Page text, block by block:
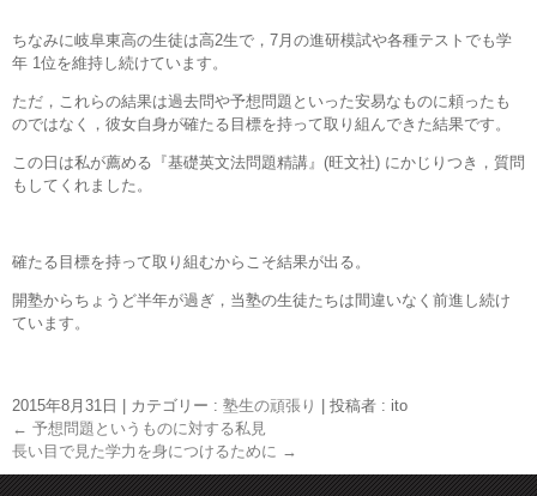
ちなみに岐阜東高の生徒は高2生で，7月の進研模試や各種テストでも学
年 1位を維持し続けています。
ただ，これらの結果は過去問や予想問題といった安易なものに頼ったも
のではなく，彼女自身が確たる目標を持って取り組んできた結果です。
この日は私が薦める『基礎英文法問題精講』(旺文社) にかじりつき，質問
もしてくれました。
確たる目標を持って取り組むからこそ結果が出る。
開塾からちょうど半年が過ぎ，当塾の生徒たちは間違いなく前進し続け
ています。
2015年8月31日 カテゴリー : 塾生の頑張り
投稿者 : ito
← 予想問題というものに対する私見
長い目で見た学力を身につけるために →